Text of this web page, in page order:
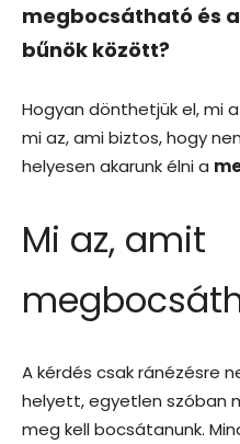
megbocsátható és
bűnök között?
Hogyan dönthetjük el, mi
mi az, ami biztos, hogy
helyesen akarunk élni a
Mi az, amit
A kérdés csak ránézésre
helyett, egyetlen szóban
meg kell bocsátanunk.